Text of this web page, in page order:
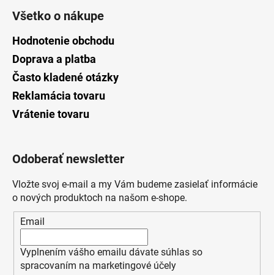
Všetko o nákupe
Hodnotenie obchodu
Doprava a platba
Často kladené otázky
Reklamácia tovaru
Vrátenie tovaru
Odoberať newsletter
Vložte svoj e-mail a my Vám budeme zasielať informácie
o nových produktoch na našom e-shope.
Email
Vyplnením vášho emailu dávate súhlas so
spracovaním na marketingové účely